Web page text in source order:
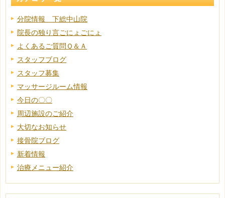
分院情報 下総中山院
院長の独り言ごにょごにょ
よくあるご質問Ｑ＆Ａ
スタッフブログ
スタッフ募集
マッサージルーム情報
今日の〇〇
周辺施設のご紹介
大切なお知らせ
接骨院ブログ
新着情報
治療メニュー紹介